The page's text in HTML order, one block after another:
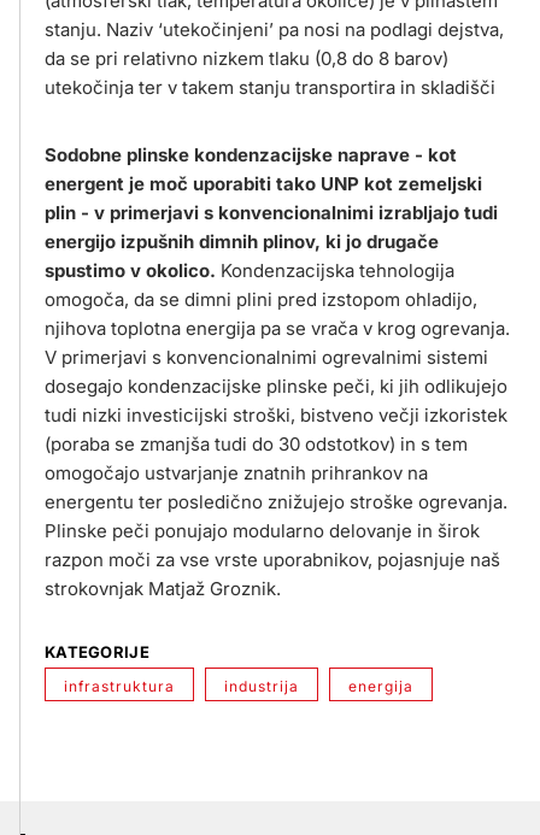
stanju. Naziv ‘utekočinjeni’ pa nosi na podlagi dejstva,
da se pri relativno nizkem tlaku (0,8 do 8 barov)
utekočinja ter v takem stanju transportira in skladišči
Sodobne plinske kondenzacijske naprave - kot
energent je moč uporabiti tako UNP kot zemeljski
plin - v primerjavi s konvencionalnimi izrabljajo tudi
energijo izpušnih dimnih plinov, ki jo drugače
spustimo v okolico. Kondenzacijska tehnologija
omogoča, da se dimni plini pred izstopom ohladijo,
njihova toplotna energija pa se vrača v krog ogrevanja.
V primerjavi s konvencionalnimi ogrevalnimi sistemi
dosegajo kondenzacijske plinske peči, ki jih odlikujejo
tudi nizki investicijski stroški, bistveno večji izkoristek
(poraba se zmanjša tudi do 30 odstotkov) in s tem
omogočajo ustvarjanje znatnih prihrankov na
energentu ter posledično znižujejo stroške ogrevanja.
Plinske peči ponujajo modularno delovanje in širok
razpon moči za vse vrste uporabnikov, pojasnjuje naš
strokovnjak Matjaž Groznik.
KATEGORIJE
infrastruktura industrija energija